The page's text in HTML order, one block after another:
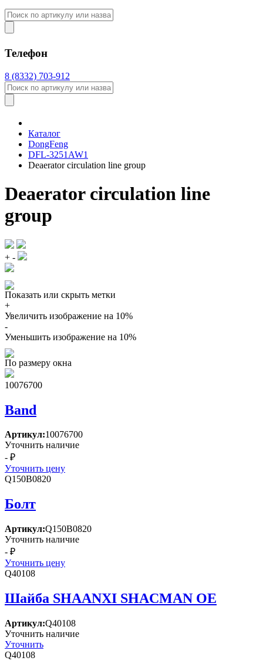
Телефон
8 (8332) 703-912
Каталог
DongFeng
DFL-3251AW1
Deaerator circulation line group
Deaerator circulation line
group
+ -
Показать или скрыть метки
+
Увеличить изображение на 10%
-
Уменьшить изображение на 10%
По размеру окна
10076700
Band
Артикул:10076700
Уточнить наличие
- ₽
Уточнить цену
Q150B0820
Болт
Артикул:Q150B0820
Уточнить наличие
- ₽
Уточнить цену
Q40108
Шайба SHAANXI SHACMAN OE
Артикул:Q40108
Уточнить наличие
Уточнить
Q40108